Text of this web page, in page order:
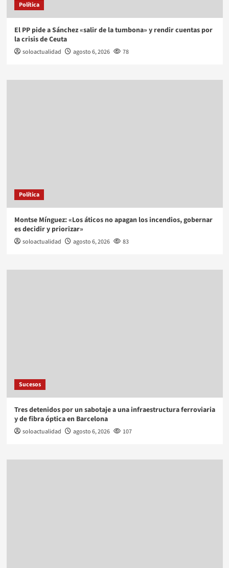
Política
El PP pide a Sánchez «salir de la tumbona» y rendir cuentas por
la crisis de Ceuta
soloactualidad agosto 6, 2026 78
Política
Montse Mínguez: «Los áticos no apagan los incendios, gobernar
es decidir y priorizar»
soloactualidad agosto 6, 2026 83
Sucesos
Tres detenidos por un sabotaje a una infraestructura ferroviaria
y de fibra óptica en Barcelona
soloactualidad agosto 6, 2026 107